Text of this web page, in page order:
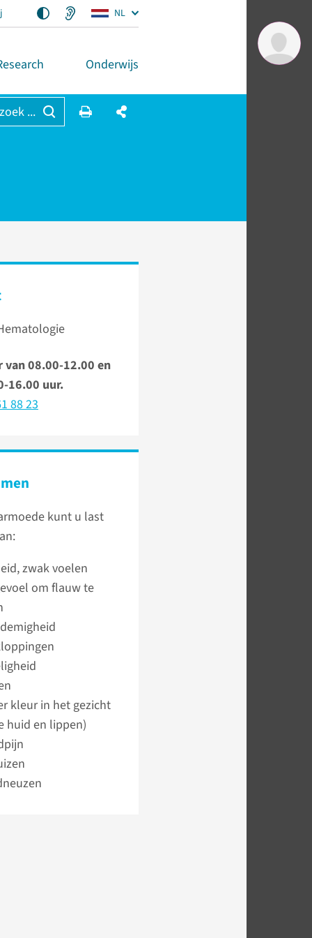
NL
Onderwijs
...
van 08.00-12.00 en
16.00 uur.
88 23
kunt u last
zwak voelen
om flauw te
kleur in het gezicht
huid en lippen)